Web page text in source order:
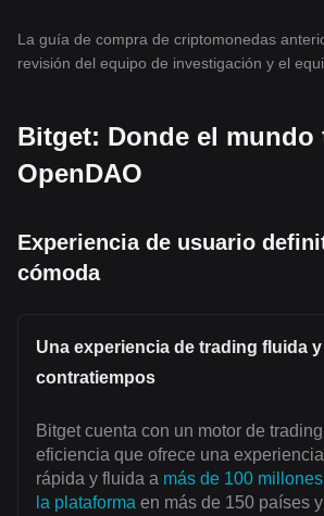
La guía de compra de criptomonedas
revisión del equipo de investigación y el
Bitget: Donde el mundo
OpenDAO
Experiencia de usuario
cómoda
Una experiencia de trading fluida
contratiempos
Bitget cuenta con un motor de
eficiencia que ofrece una
rápida y fluida a más de 100
la plataforma en más de 150 países